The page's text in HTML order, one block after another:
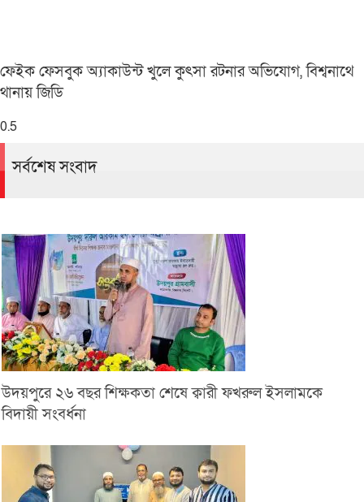
ফেইক ফেসবুক অ্যাকাউন্ট খুলে কুৎসা রটনার অভিযোগ, বিশ্বনাথে
থানায় জিডি
সর্বশেষ সংবাদ
উদয়পুরে ২৬ বছর শিক্ষকতা শেষে ক্বারী ফখরুল ইসলামকে
বিদায়ী সংবর্ধনা